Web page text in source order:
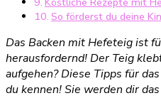
So förderst du deine
Das Backen mit Hefeteig ist
herausfordernd! Der Teig
aufgehen? Diese Tipps für
du kennen! Sie werden dir